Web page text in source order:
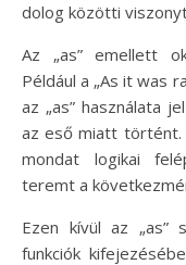
dolog közötti
Az „as” emellett
Például a „As it was
az „as” használata
az eső miatt történt.
mondat logikai
teremt a
Ezen kívül az „as”
funkciók